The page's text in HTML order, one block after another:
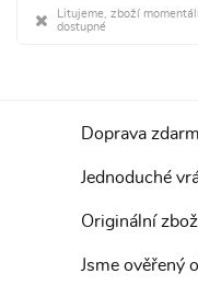
Litujeme, zboží
dostupné
Doprava
Jednoduché
Originální
Jsme ověřený